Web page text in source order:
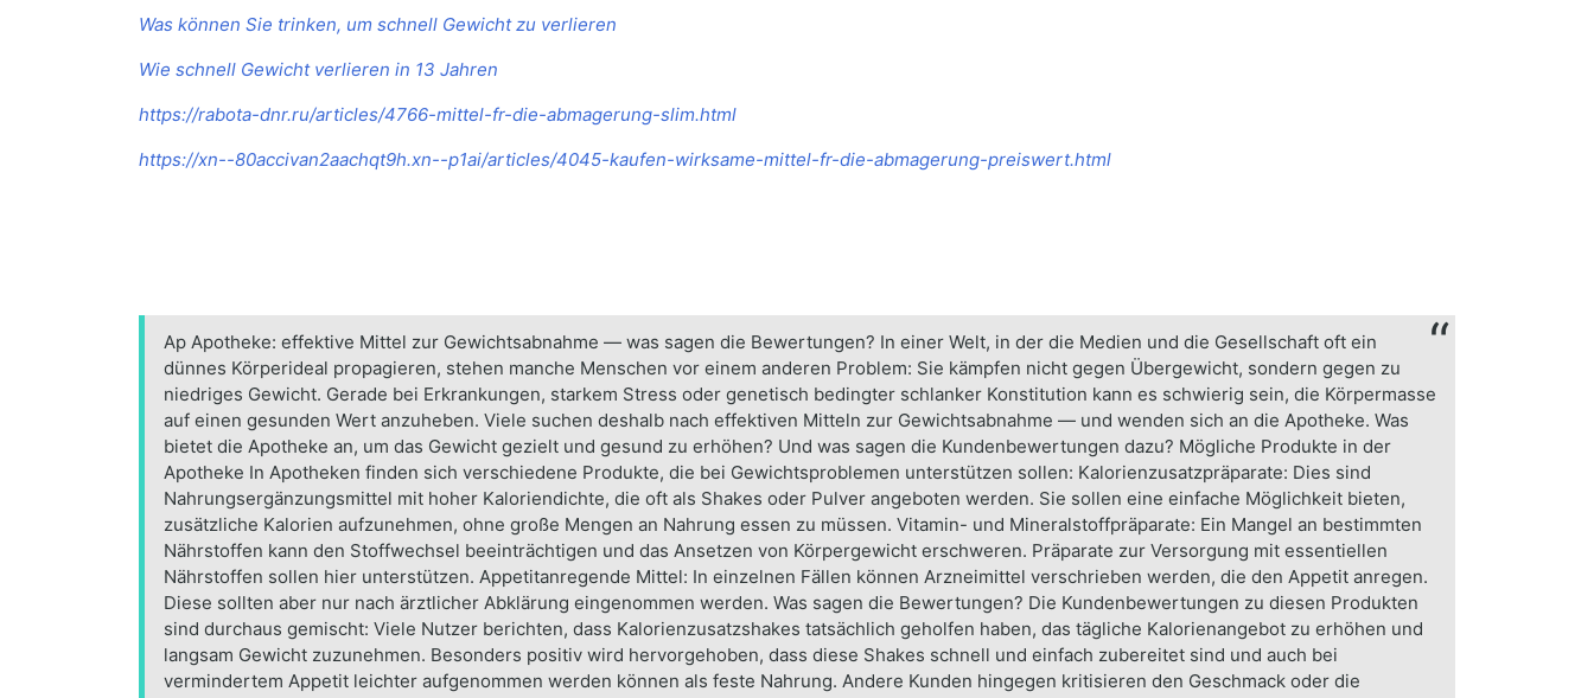
Was können Sie trinken, um schnell Gewicht zu verlieren
Wie schnell Gewicht verlieren in 13 Jahren
https://rabota-dnr.ru/articles/4766-mittel-fr-die-abmagerung-slim.html
https://xn--80accivan2aachqt9h.xn--p1ai/articles/4045-kaufen-wirksame-mittel-fr-die-abmagerung-preiswert.html
Ap Apotheke: effektive Mittel zur Gewichtsabnahme — was sagen die Bewertungen? In einer Welt, in der die Medien und die Gesellschaft oft ein
dünnes Körperideal propagieren, stehen manche Menschen vor einem anderen Problem: Sie kämpfen nicht gegen Übergewicht, sondern gegen zu
niedriges Gewicht. Gerade bei Erkrankungen, starkem Stress oder genetisch bedingter schlanker Konstitution kann es schwierig sein, die Körpermasse
auf einen gesunden Wert anzuheben. Viele suchen deshalb nach effektiven Mitteln zur Gewichtsabnahme — und wenden sich an die Apotheke. Was
bietet die Apotheke an, um das Gewicht gezielt und gesund zu erhöhen? Und was sagen die Kundenbewertungen dazu? Mögliche Produkte in der
Apotheke In Apotheken finden sich verschiedene Produkte, die bei Gewichtsproblemen unterstützen sollen: Kalorienzusatzpräparate: Dies sind
Nahrungsergänzungsmittel mit hoher Kaloriendichte, die oft als Shakes oder Pulver angeboten werden. Sie sollen eine einfache Möglichkeit bieten,
zusätzliche Kalorien aufzunehmen, ohne große Mengen an Nahrung essen zu müssen. Vitamin- und Mineralstoffpräparate: Ein Mangel an bestimmten
Nährstoffen kann den Stoffwechsel beeinträchtigen und das Ansetzen von Körpergewicht erschweren. Präparate zur Versorgung mit essentiellen
Nährstoffen sollen hier unterstützen. Appetitanregende Mittel: In einzelnen Fällen können Arzneimittel verschrieben werden, die den Appetit anregen.
Diese sollten aber nur nach ärztlicher Abklärung eingenommen werden. Was sagen die Bewertungen? Die Kundenbewertungen zu diesen Produkten
sind durchaus gemischt: Viele Nutzer berichten, dass Kalorienzusatzshakes tatsächlich geholfen haben, das tägliche Kalorienangebot zu erhöhen und
langsam Gewicht zuzunehmen. Besonders positiv wird hervorgehoben, dass diese Shakes schnell und einfach zubereitet sind und auch bei
vermindertem Appetit leichter aufgenommen werden können als feste Nahrung. Andere Kunden hingegen kritisieren den Geschmack oder die